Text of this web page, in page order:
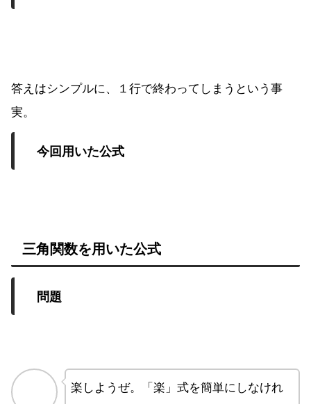
答えはシンプルに、１行で終わってしまうという事
実。
今回用いた公式
三角関数を用いた公式
問題
楽しようぜ。「楽」式を簡単にしなけれ